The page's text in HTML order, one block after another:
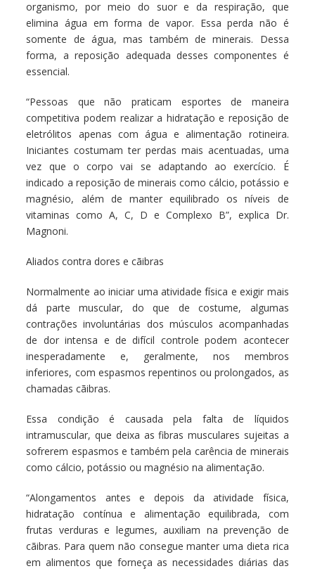
organismo, por meio do suor e da respiração, que
elimina água em forma de vapor. Essa perda não é
somente de água, mas também de minerais. Dessa
forma, a reposição adequada desses componentes é
essencial.
“Pessoas que não praticam esportes de maneira
competitiva podem realizar a hidratação e reposição de
eletrólitos apenas com água e alimentação rotineira.
Iniciantes costumam ter perdas mais acentuadas, uma
vez que o corpo vai se adaptando ao exercício. É
indicado a reposição de minerais como cálcio, potássio e
magnésio, além de manter equilibrado os níveis de
vitaminas como A, C, D e Complexo B”, explica Dr.
Magnoni.
Aliados contra dores e cãibras
Normalmente ao iniciar uma atividade física e exigir mais
dá parte muscular, do que de costume, algumas
contrações involuntárias dos músculos acompanhadas
de dor intensa e de difícil controle podem acontecer
inesperadamente e, geralmente, nos membros
inferiores, com espasmos repentinos ou prolongados, as
chamadas cãibras.
Essa condição é causada pela falta de líquidos
intramuscular, que deixa as fibras musculares sujeitas a
sofrerem espasmos e também pela carência de minerais
como cálcio, potássio ou magnésio na alimentação.
“Alongamentos antes e depois da atividade física,
hidratação contínua e alimentação equilibrada, com
frutas verduras e legumes, auxiliam na prevenção de
cãibras. Para quem não consegue manter uma dieta rica
em alimentos que forneça as necessidades diárias das